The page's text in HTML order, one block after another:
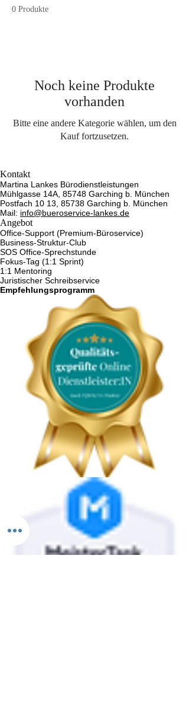
0 Produkte
Noch keine Produkte
vorhanden
Bitte eine andere Kategorie wählen, um den
Kauf fortzusetzen.
Kontakt
Martina Lankes Bürodienstleistungen
Mühlgasse 14A, 85748 Garching b. München
Postfach 10 13, 85738 Garching b. München
Mail: info@bueroservice-lankes.de
Angebot
Office-Support (Premium-Büroservice)
Business-Struktur-Club
SOS Office-Sprechstunde
Fokus-Tag (1:1 Sprint)
1:1 Mentoring
Juristischer Schreibservice
Empfehlungsprogramm